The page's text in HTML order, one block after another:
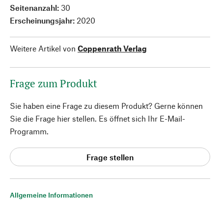
Allgemeine Informationen
Seitenanzahl: 30
Erscheinungsjahr: 2020
Weitere Artikel von Coppenrath Verlag
Frage zum Produkt
Sie haben eine Frage zu diesem Produkt? Gerne können
Sie die Frage hier stellen. Es öffnet sich Ihr E-Mail-
Programm.
Frage stellen